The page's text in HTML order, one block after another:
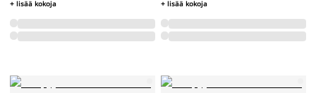
+ lisää kokoja + lisää kokoja